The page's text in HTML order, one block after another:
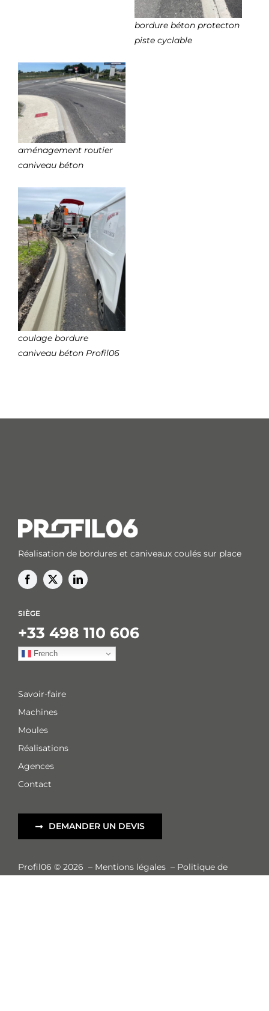
bordure béton protecton
piste cyclable
aménagement routier
caniveau béton
coulage bordure
caniveau béton Profil06
Réalisation de bordures et caniveaux coulés sur place
SIÈGE
+33 498 110 606
French
Savoir-faire
Machines
Moules
Réalisations
Agences
Contact
DEMANDER UN DEVIS
Profil06 © 2026 – Mentions légales – Politique de